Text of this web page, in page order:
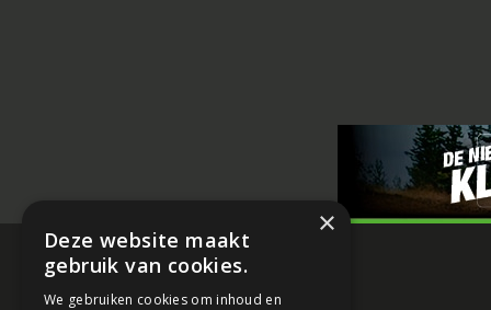
×
Deze website maakt
gebruik van cookies.
We gebruiken cookies om inhoud en